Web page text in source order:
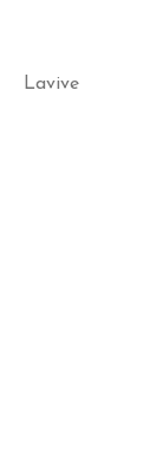
Lavive